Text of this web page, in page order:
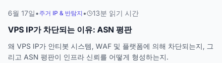
6월 17일• 주거 IP & 반탐지 • 13분 읽기 시간
VPS IP가 차단되는 이유: ASN 평판
왜 VPS IP가 안티봇 시스템, WAF 및 플랫폼에 의해 차단되는지, 그
리고 ASN 평판이 인프라 신뢰를 어떻게 형성하는지.